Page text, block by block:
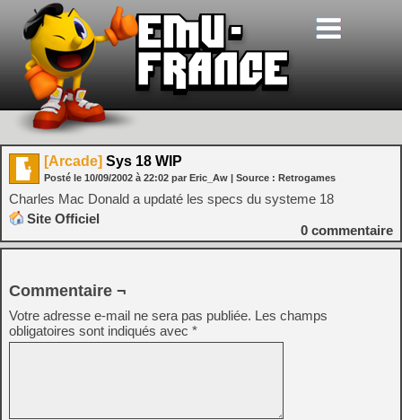
[Arcade] Sys 18 WIP
Posté le 10/09/2002 à 22:02 par Eric_Aw | Source : Retrogames
Charles Mac Donald a updaté les specs du systeme 18
Site Officiel
0 commentaire
Commentaire ¬
Votre adresse e-mail ne sera pas publiée. Les champs
obligatoires sont indiqués avec *